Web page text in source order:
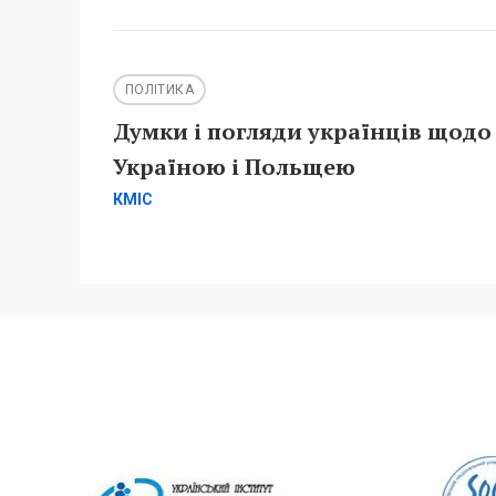
ПОЛІТИКА
Думки і погляди українців
Україною і Польщею
КМІС